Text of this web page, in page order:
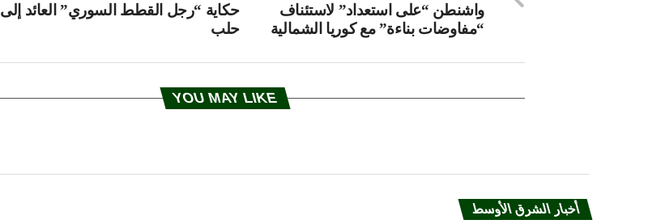
حكاية “رجل القطط السوري” العائد إلى
حلب
واشنطن “على استعداد” لاستئناف
“مفاوضات بناءة” مع كوريا الشمالية
YOU MAY LIKE
أخبار الشرق الأوسط